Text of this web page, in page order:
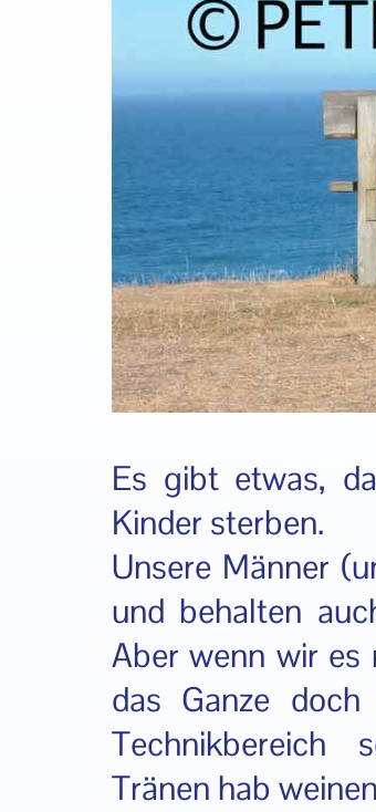
Es gibt etwas,
Kinder sterben.
Unsere Männer
und behalten
Aber wenn wir es
das Ganze
Technikbereich
Tränen hab